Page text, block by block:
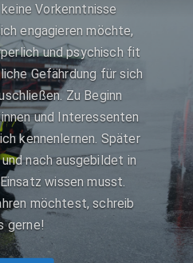
Vorkenntnisse
engagieren möchte,
und psychisch fit
Gefährdung für sich
Zu Beginn
und Interessenten
kennenlernen. Später
nach ausgebildet in
wissen musst.
möchtest, schreib
gerne!